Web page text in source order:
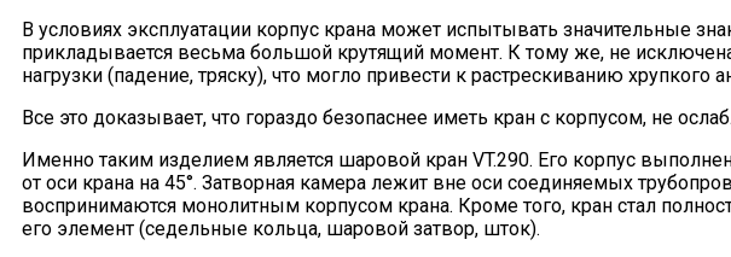
В условиях эксплуатации корпус крана может испытывать значительные
прикладывается весьма большой крутящий момент. К тому же, не
нагрузки (падение, тряску), что могло привести к растрескиванию хрупкого
Все это доказывает, что гораздо безопаснее иметь кран c корпусом, не
Именно таким изделием является шаровой кран VT.290. Его корпус
от оси крана на 45°. Затворная камера лежит вне оси соединяемых
воспринимаются монолитным корпусом крана. Кроме того, кран стал
его элемент (седельные кольца, шаровой затвор, шток).